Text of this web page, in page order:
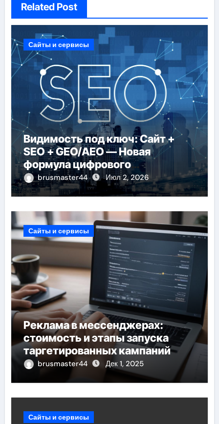
Related Post
Сайты и сервисы
Видимость под ключ: Сайт +
SEO + GEO/AEO — Новая
формула цифрового
присутствия в 2026 году
brusmaster44 Июл 2, 2026
Сайты и сервисы
Реклама в мессенджерах:
стоимость и этапы запуска
таргетированных кампаний
brusmaster44 Дек 1, 2025
Сайты и сервисы